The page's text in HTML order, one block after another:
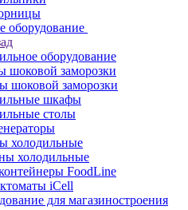
оборудование
оборудование
заморозки
шоковой заморозки
шкафы
столы
холодильные
холодильные
FoodLine
iCell
для магазиностроения